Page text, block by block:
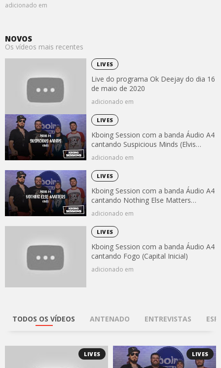
adicionado em
NOVOS
Os vídeos mais recentes
LIVES
Live do programa Ok Deejay do dia 16
de maio de 2020
adicionado em
LIVES
Kboing Session com a banda Áudio A4
cantando Suspicious Minds (Elvis
Presley)
adicionado em
LIVES
Kboing Session com a banda Áudio A4
cantando Nothing Else Matters
(Metallica)
adicionado em
LIVES
Kboing Session com a banda Áudio A4
cantando Fogo (Capital Inicial)
adicionado em
TODOS OS VÍDEOS ANTENADO ENTREVISTAS
LIVES LIVES